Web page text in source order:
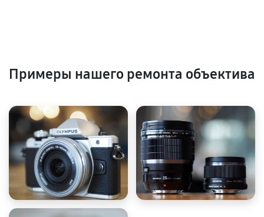
Примеры нашего ремонта объектива